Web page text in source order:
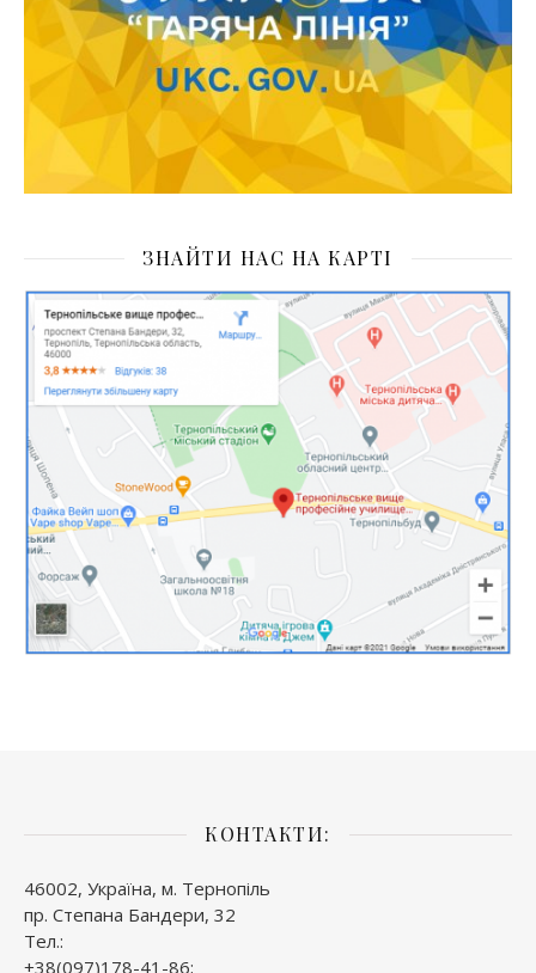
ЗНАЙТИ НАС НА КАРТІ
КОНТАКТИ:
46002, Україна, м. Тернопіль
пр. Степана Бандери, 32
Тел.:
+38(097)178-41-86;